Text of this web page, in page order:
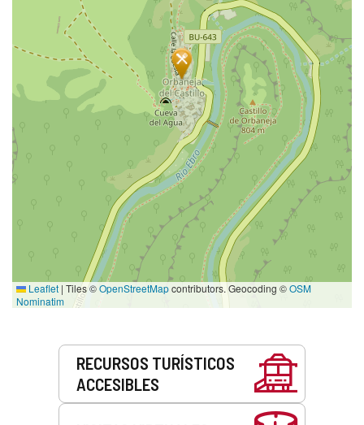
Leaflet | Tiles ©OpenStreetMapcontributors. Geocoding ©OSM
Nominatim
RECURSOS TURÍSTICOS
ACCESIBLES